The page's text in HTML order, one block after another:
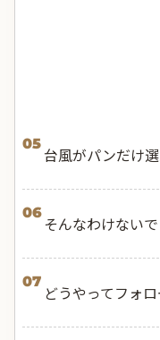
05
台風がパンだけ
06
そんなわけない
07
どうやってフォ